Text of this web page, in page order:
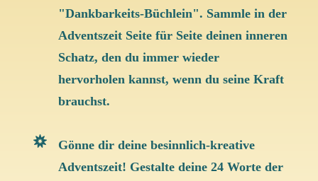
"Dankbarkeits-Büchlein". Sammle in der
Adventszeit Seite für Seite deinen inneren
Schatz, den du immer wieder
hervorholen kannst, wenn du seine Kraft
brauchst.
Gönne dir deine besinnlich-kreative
Adventszeit! Gestalte deine 24 Worte der